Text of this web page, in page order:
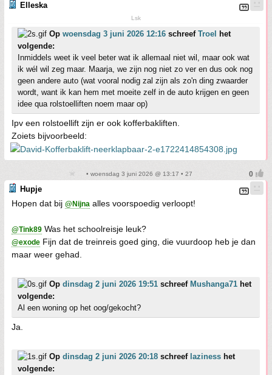
Elleska
Lsk
Op woensdag 3 juni 2026 12:16 schreef Troel
het
volgende:
Inmiddels weet ik veel beter wat ik allemaal niet wil, maar ook wat
ik wél wil zeg maar. Maarja, we zijn nog niet zo ver en dus ook nog
geen andere auto (wat vooral nodig zal zijn als zo'n ding zwaarder
wordt, want ik kan hem met moeite zelf in de auto krijgen en geen
idee qua rolstoelliften noem maar op)
Ipv een rolstoellift zijn er ook kofferbakliften.
Zoiets bijvoorbeeld:
• woensdag 3 juni 2026 @ 13:17 • 27
Hupje
Hopen dat bij @Nijna alles voorspoedig verloopt!
@Tink89 Was het schoolreisje leuk?
@exode Fijn dat de treinreis goed ging, die vuurdoop heb je dan
maar weer gehad.
Op dinsdag 2 juni 2026 19:51 schreef Mushanga71 het
volgende:
Al een woning op het oog/gekocht?
Ja.
Op dinsdag 2 juni 2026 20:18 schreef laziness het
volgende: